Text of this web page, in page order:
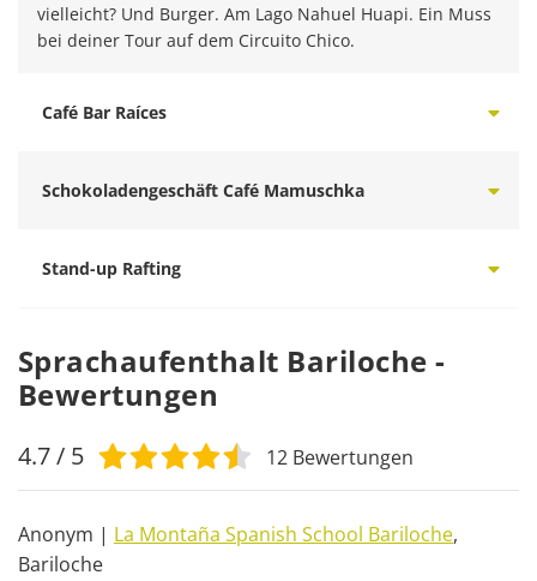
vielleicht? Und Burger. Am Lago Nahuel Huapi. Ein Muss
bei deiner Tour auf dem Circuito Chico.
Café Bar Raíces
Schokoladengeschäft Café Mamuschka
Stand-up Rafting
Sprachaufenthalt Bariloche -
Bewertungen
4.7/ 5 12 Bewertungen
Anonym | La Montaña Spanish School Bariloche,
Bariloche